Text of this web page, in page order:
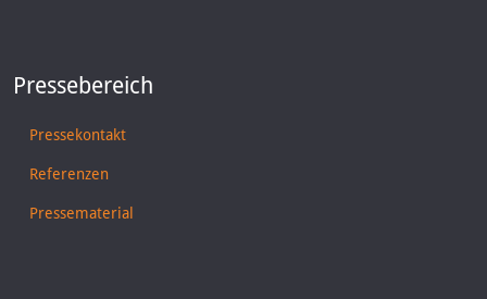
Pressebereich
Pressekontakt
Referenzen
Pressematerial